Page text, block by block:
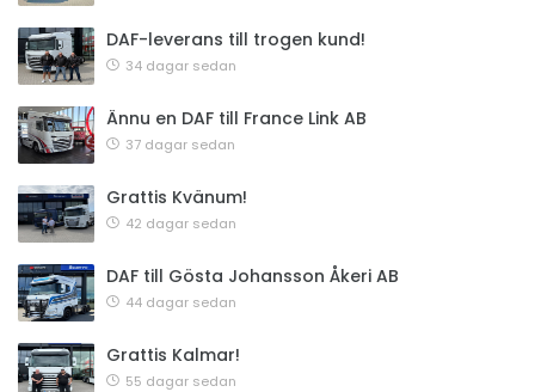
DAF-leverans till trogen kund!
34 dagar sedan
Ännu en DAF till France Link AB
37 dagar sedan
Grattis Kvänum!
42 dagar sedan
DAF till Gösta Johansson Åkeri AB
44 dagar sedan
Grattis Kalmar!
55 dagar sedan